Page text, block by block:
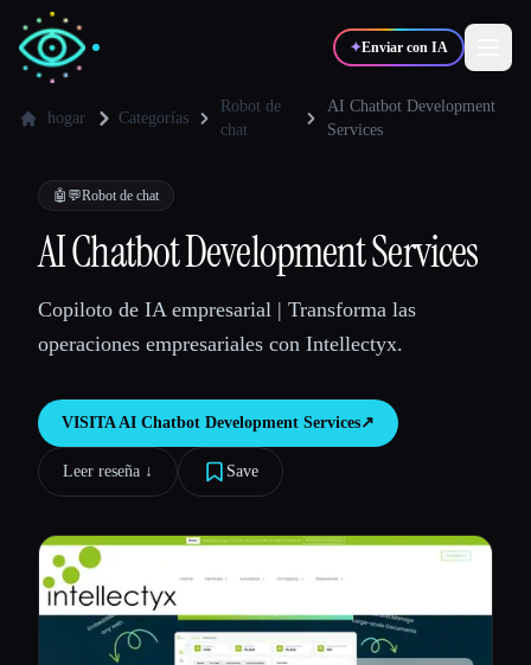
✦Enviar con IA
💻 Desarrolladores 📈Marketers
🎓Estudiantes 🎬Creadores
Blog
Todas las categorías
Acerca de
hogar Categorías
Robot de
chat
AI Chatbot Development
Services
🤖💬Robot de chat
AI Chatbot Development Services
Copiloto de IA empresarial | Transforma las
operaciones empresariales con Intellectyx.
VISITAAI Chatbot Development Services↗︎
Leer reseña ↓︎ Save